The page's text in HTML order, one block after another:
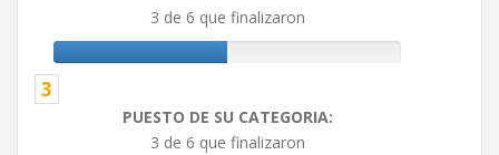
3 de 6 que finalizaron
3
PUESTO DE SU CATEGORIA:
3 de 6 que finalizaron